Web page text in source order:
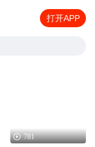
打开APP
781